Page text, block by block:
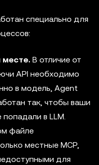
специально для
месте. В отличие от
API необходимо
в модель, Agent
так, чтобы ваши
в LLM.
файле
местные MCP,
для